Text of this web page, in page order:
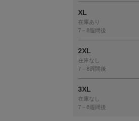
XL
在庫あり
7－8週間後
2XL
在庫なし
7－8週間後
3XL
在庫なし
7－8週間後